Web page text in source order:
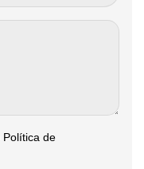
Política de